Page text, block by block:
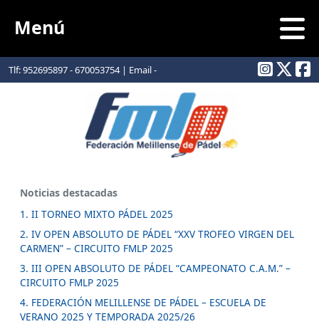
Tlf: 952695897 - 670053754 | Email -
info@padelmelilla.com
Menú
Noticias destacadas
1. II TORNEO MIXTO PÁDEL 2025
2. IV OPEN ABSOLUTO DE PÁDEL “XXV TROFEO VIRGEN DEL
CARMEN” – CIRCUITO FMLP 2025
3. III OPEN ABSOLUTO DE PÁDEL “CAMPEONATO C.A.M.” –
CIRCUITO FMLP 2025
4. FEDERACIÓN MELILLENSE DE PÁDEL – ESCUELA DE
VERANO 2025 Y TEMPORADA 2025/26